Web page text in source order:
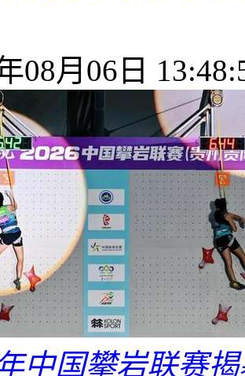
08月06日
中国攀岩联赛